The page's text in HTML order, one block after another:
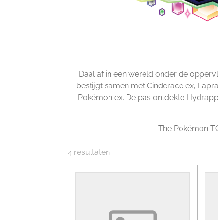
Daal af in een wereld onder de
bestijgt samen met Cinderace ex,
Pokémon ex. De pas ontdekte
The Pokémon
4 resultaten